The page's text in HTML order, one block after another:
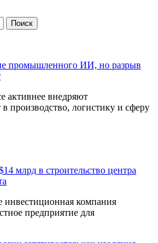
промышленного ИИ, но разрыв
активнее внедряют
производство, логистику и сферу
млрд в строительство центра
компания
предприятие для